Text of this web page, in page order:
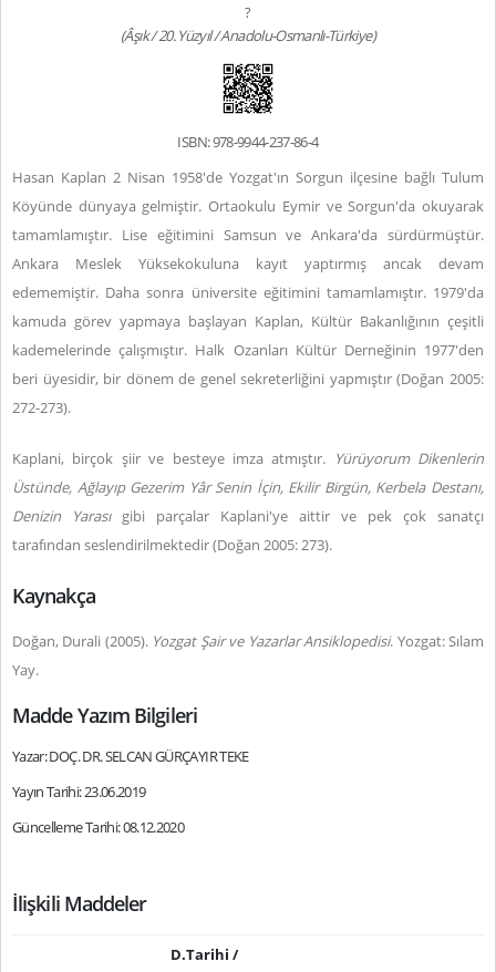
?
(Âşık / 20. Yüzyıl / Anadolu-Osmanlı-Türkiye)
ISBN: 978-9944-237-86-4
Hasan Kaplan 2 Nisan 1958'de Yozgat'ın Sorgun ilçesine bağlı Tulum
Köyünde dünyaya gelmiştir. Ortaokulu Eymir ve Sorgun'da okuyarak
tamamlamıştır. Lise eğitimini Samsun ve Ankara'da sürdürmüştür.
Ankara Meslek Yüksekokuluna kayıt yaptırmış ancak devam
edememiştir. Daha sonra üniversite eğitimini tamamlamıştır. 1979'da
kamuda görev yapmaya başlayan Kaplan, Kültür Bakanlığının çeşitli
kademelerinde çalışmıştır. Halk Ozanları Kültür Derneğinin 1977'den
beri üyesidir, bir dönem de genel sekreterliğini yapmıştır (Doğan 2005:
272-273).
Kaplani, birçok şiir ve besteye imza atmıştır. Yürüyorum Dikenlerin
Üstünde, Ağlayıp Gezerim Yâr Senin İçin, Ekilir Birgün, Kerbela Destanı,
Denizin Yarasıgibi parçalar Kaplani'ye aittir ve pek çok sanatçı
tarafından seslendirilmektedir (Doğan 2005: 273).
Kaynakça
Doğan, Durali (2005).Yozgat Şair ve Yazarlar Ansiklopedisi. Yozgat: Sılam
Yay.
Madde Yazım Bilgileri
Yazar: DOÇ. DR. SELCAN GÜRÇAYIR TEKE
Yayın Tarihi: 23.06.2019
Güncelleme Tarihi: 08.12.2020
İlişkili Maddeler
D.Tarihi /